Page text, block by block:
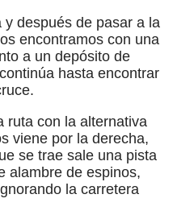
después de pasar a la
encontramos con una
a un depósito de
hasta encontrar
ruta con la alternativa
viene por la derecha,
se trae sale una pista
alambre de espinos,
la carretera